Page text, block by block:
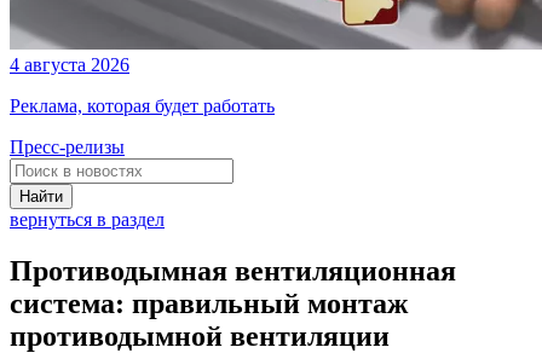
4 августа 2026
Реклама, которая будет работать
Пресс-релизы
Найти
вернуться в раздел
Противодымная вентиляционная
система: правильный монтаж
противодымной вентиляции